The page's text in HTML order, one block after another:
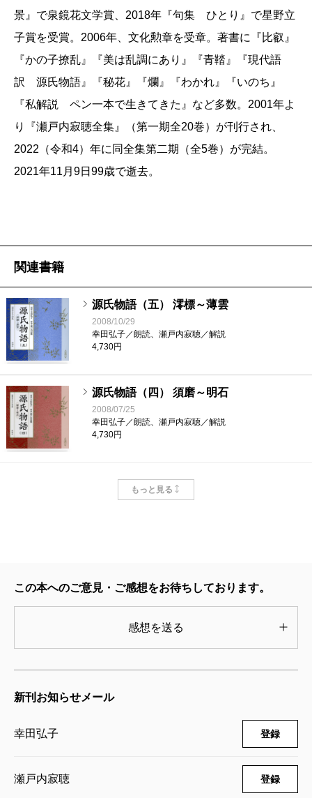
景』で泉鏡花文学賞、2018年『句集 ひとり』で星野立
子賞を受賞。2006年、文化勲章を受章。著書に『比叡』
『かの子撩乱』『美は乱調にあり』『青鞜』『現代語
訳 源氏物語』『秘花』『爛』『わかれ』『いのち』
『私解説 ペン一本で生きてきた』など多数。2001年よ
り『瀬戸内寂聴全集』（第一期全20巻）が刊行され、
2022（令和4）年に同全集第二期（全5巻）が完結。
2021年11月9日99歳で逝去。
関連書籍
源氏物語（五） 澪標～薄雲
2008/10/29
幸田弘子／朗読、瀬戸内寂聴／解説
4,730円
源氏物語（四） 須磨～明石
2008/07/25
幸田弘子／朗読、瀬戸内寂聴／解説
4,730円
源氏物語（三） 葵～花散里
2008/07/25
2008/04/25
4,730円
もっと見る
この本へのご意見・ご感想をお待ちしております。
感想を送る
新刊お知らせメール
幸田弘子 登録
瀬戸内寂聴 登録